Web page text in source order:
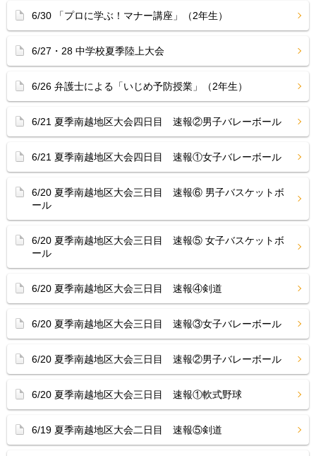
6/30 「プロに学ぶ！マナー講座」（2年生）
6/27・28 中学校夏季陸上大会
6/26 弁護士による「いじめ予防授業」（2年生）
6/21 夏季南越地区大会四日目 速報②男子バレーボール
6/21 夏季南越地区大会四日目 速報①女子バレーボール
6/20 夏季南越地区大会三日目 速報⑥ 男子バスケットボ
ール
6/20 夏季南越地区大会三日目 速報⑤ 女子バスケットボ
ール
6/20 夏季南越地区大会三日目 速報④剣道
6/20 夏季南越地区大会三日目 速報③女子バレーボール
6/20 夏季南越地区大会三日目 速報②男子バレーボール
6/20 夏季南越地区大会三日目 速報①軟式野球
6/19 夏季南越地区大会二日目 速報⑤剣道